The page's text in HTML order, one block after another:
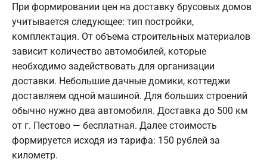
При формировании цен на доставку брусовых домов
учитывается следующее: тип постройки,
комплектация. От объема строительных материалов
зависит количество автомобилей, которые
необходимо задействовать для организации
доставки. Небольшие дачные домики, коттеджи
доставляем одной машиной. Для больших строений
обычно нужно два автомобиля. Доставка до 500 км
от г. Пестово — бесплатная. Далее стоимость
формируется исходя из тарифа: 150 рублей за
километр.